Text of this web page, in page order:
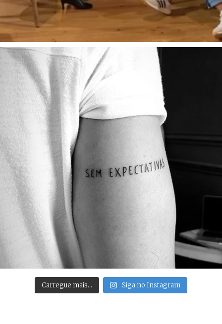
Carregue mais… Siga no Instagram